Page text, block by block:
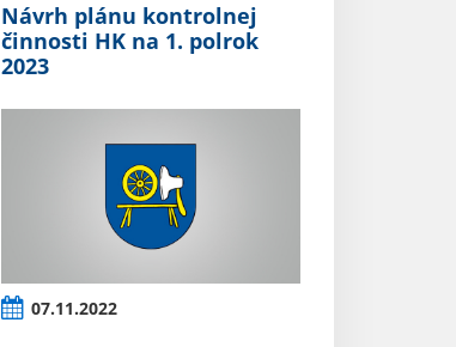
Návrh plánu kontrolnej
činnosti HK na 1. polrok
2023
07.11.2022